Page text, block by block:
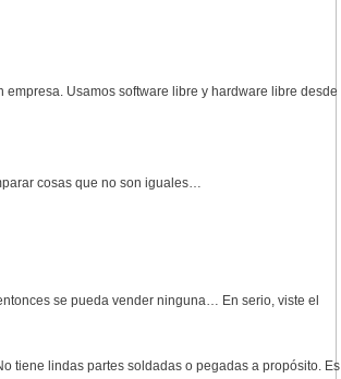
Usamos software libre y hardware libre desde
cosas que no son iguales…
se pueda vender ninguna… En serio, viste el
tiene lindas partes soldadas o pegadas a propósito. Es